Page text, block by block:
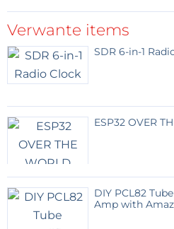
Verwante items
SDR 6-in-1
ESP32 OVER
DIY PCL82
Amp with